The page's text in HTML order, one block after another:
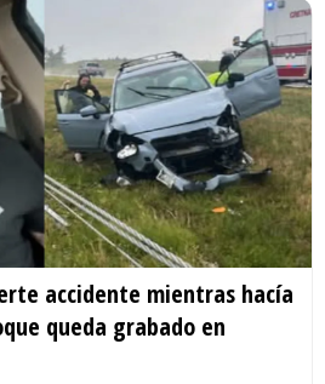
accidente mientras hacía
queda grabado en